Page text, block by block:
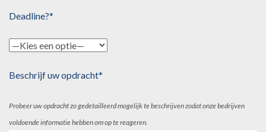
Deadline?*
Beschrijf uw opdracht*
Probeer uw opdracht zo gedetailleerd mogelijk te beschrijven zodat onze bedrijven
voldoende informatie hebben om op te reageren.